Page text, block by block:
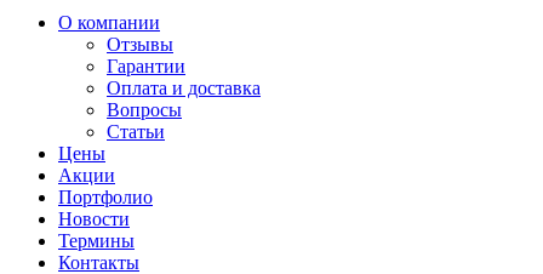
О компании
Отзывы
Гарантии
Оплата и доставка
Вопросы
Статьи
Цены
Акции
Портфолио
Новости
Термины
Контакты